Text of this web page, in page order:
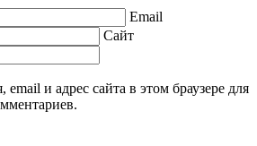
Email
Сайт
и адрес сайта в этом браузере для